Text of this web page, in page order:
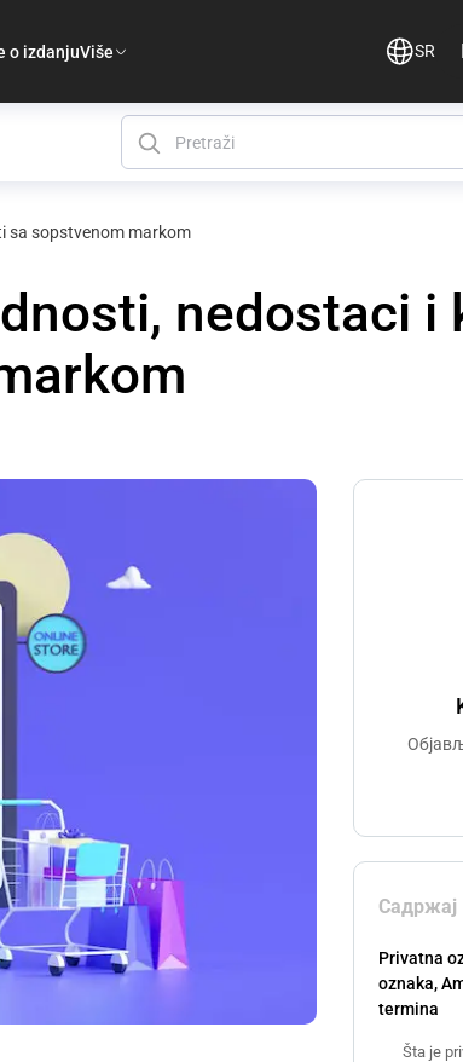
o izdanjuViše SR
sa sopstvenom markom
nedostaci i
Садржај
Privatna
oznaka,
termina
Šta je